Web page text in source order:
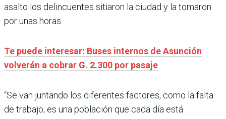
asalto los delincuentes sitiaron la ciudad y la tomaron
por unas horas.
Te puede interesar: Buses internos de Asunción
volverán a cobrar G. 2.300 por pasaje
“Se van juntando los diferentes factores, como la falta
de trabajo; es una población que cada día está